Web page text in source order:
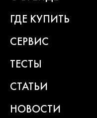
ГДЕ КУПИТЬ
СЕРВИС
ТЕСТЫ
СТАТЬИ
НОВОСТИ